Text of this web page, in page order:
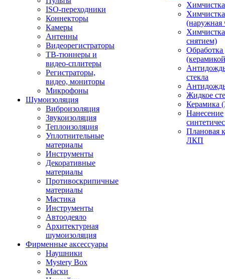
ISO-переходники
Коннекторы
Камеры
Антенны
Видеорегистраторы
ТВ-тюннеры и
видео-сплитеры
Регистраторы,
видео, мониторы
Микрофоны
Шумоизоляция
Виброизоляция
Звукоизоляция
Теплоизоляция
Уплотнительные
материалы
Инструменты
Декоративные
материалы
Противоскрипичные
материалы
Мастика
Инструменты
Автоодеяло
Архитектурная
шумоизоляция
Фирменные аксессуары
Наушники
Mystery Box
Маски
(наружная
снятием)
Обработка
стекла
Жидкое
Керамика
Нанесение
Плановая
ЛКП